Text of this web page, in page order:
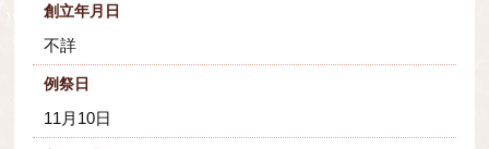
創立年月日
不詳
例祭日
11月10日